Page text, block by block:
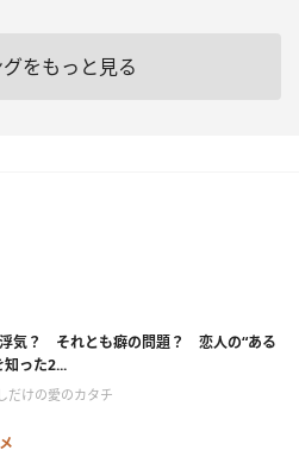
をもっと見る
気？ それとも癖の問題？ 恋人の“ある
知った2...
だけの愛のカタチ